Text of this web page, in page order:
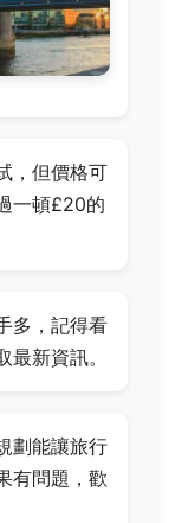
，但價格可
一頓£20的
多，記得看
最新資訊。
劃能讓旅行
有問題，歡